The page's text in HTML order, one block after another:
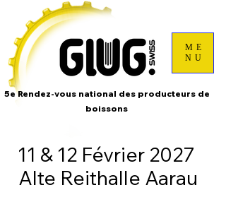
ME
NU
11 & 12 Février 2027
Alte Reithalle Aarau
5e Rendez-vous national des producteurs de
boissons